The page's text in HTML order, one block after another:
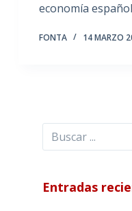
economía
FONTA 14 MARZO
Buscar
Entradas